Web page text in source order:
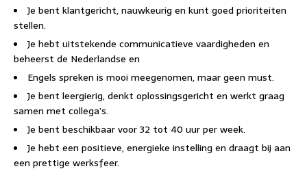
Je bent klantgericht, nauwkeurig en kunt goed prioriteiten
stellen.
Je hebt uitstekende communicatieve vaardigheden en
beheerst de Nederlandse en
Engels spreken is mooi meegenomen, maar geen must.
Je bent leergierig, denkt oplossingsgericht en werkt graag
samen met collega’s.
Je bent beschikbaar voor 32 tot 40 uur per week.
Je hebt een positieve, energieke instelling en draagt bij aan
een prettige werksfeer.